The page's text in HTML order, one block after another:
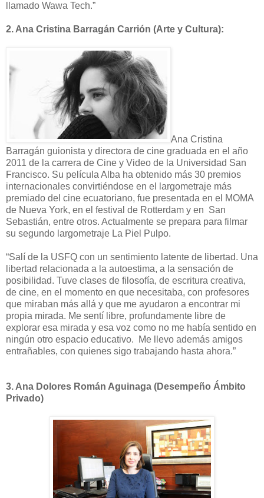
llamado Wawa Tech.”
2.Ana Cristina Barragán Carrión (Arte y Cultura):
Ana Cristina
Barragán guionista y directora de cine graduada en el año
2011 de la carrera de Cine y Video de la Universidad San
Francisco. Su película Alba ha obtenido más 30 premios
internacionales convirtiéndose en el largometraje más
premiado del cine ecuatoriano, fue presentada en el MOMA
de Nueva York, en el festival de Rotterdam y en San
Sebastián, entre otros. Actualmente se prepara para filmar
su segundo largometraje La Piel Pulpo.
“Salí de la USFQ con un sentimiento latente de libertad. Una
libertad relacionada a la autoestima, a la sensación de
posibilidad. Tuve clases de filosofía, de escritura creativa,
de cine, en el momento en que necesitaba, con profesores
que miraban más allá y que me ayudaron a encontrar mi
propia mirada. Me sentí libre, profundamente libre de
explorar esa mirada y esa voz como no me había sentido en
ningún otro espacio educativo. Me llevo además amigos
entrañables, con quienes sigo trabajando hasta ahora.”
3.Ana Dolores Román Aguinaga (Desempeño Ámbito
Privado)